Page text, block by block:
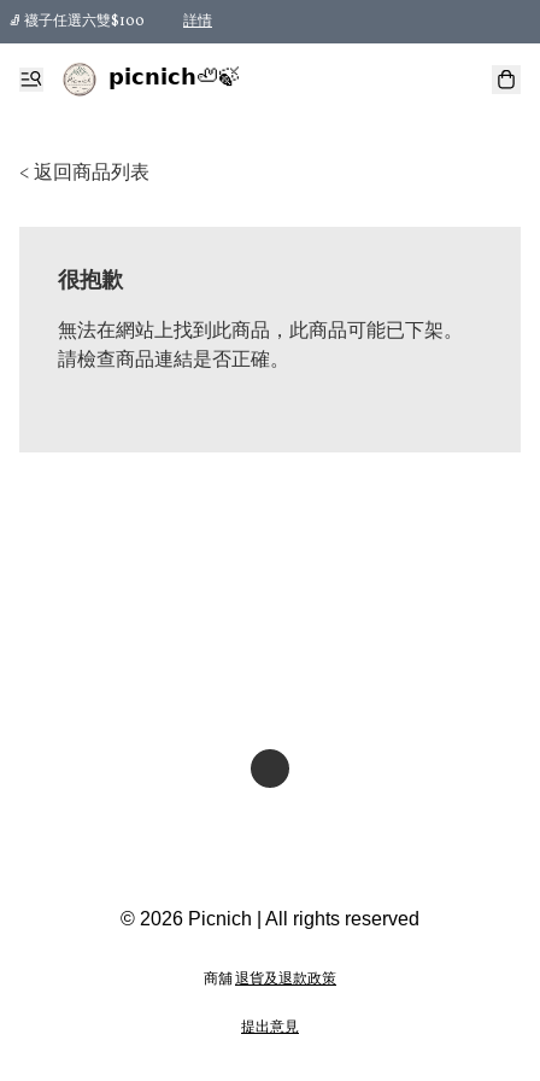
🧦 襪子任選六雙$100 詳情
𝗽𝗶𝗰𝗻𝗶𝗰𝗵🦥🍃
< 返回商品列表
很抱歉
無法在網站上找到此商品，此商品可能已下架。
請檢查商品連結是否正確。
© 2026 Picnich | All rights reserved
商舖退貨及退款政策
提出意見